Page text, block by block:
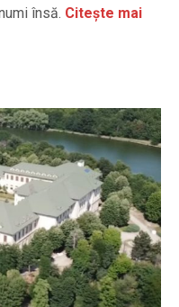
însă. Citește mai